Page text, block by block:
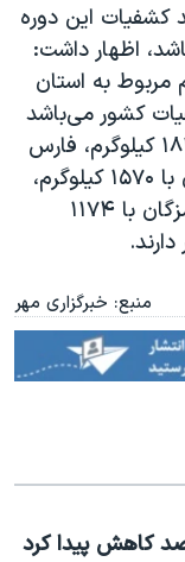
اینکه بالغ بر ۶۸.۷ درصد کشفیات این دوره
اظهار داشت:
با ۲۱۰۰ کیلوگرم مربوط به استان
۱۲.۳ درصد کشفیات کشور می‌باشد
و تهران با ۱۸۹۲ کیلوگرم، اصفهان با ۱۸۲۱ کیلوگرم، فارس
با ۱۷۴۲ کیلوگرم، سیستان و بلوچستان با ۱۵۷۰ کیلوگرم،
خراسان جنوبی با ۱۴۴۲ کیلوگرم و هرمزگان با ۱۱۷۴
.
منبع: خبرگزاری مهر